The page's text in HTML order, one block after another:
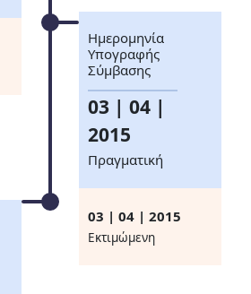
Ημερομηνία
Υπογραφής
Σύμβασης
03 | 04 |
2015
Πραγματική
03 | 04 | 2015
Eκτιμώμενη